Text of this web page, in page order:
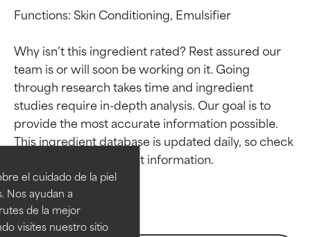
el cuidado de la piel
Nos ayudan a
de la mejor
visites nuestro sitio
Functions: Skin Conditioning, Emulsifier
Why isn’t this ingredient rated? Rest assured our
team is or will soon be working on it. Going
through research takes time and ingredient
studies require in-depth analysis. Our goal is to
provide the most accurate information possible.
This ingredient database is updated daily, so check
Calificaciones de
ingredientes
EXCELENTE
Ingrediente sobresaliente con
beneficios reales para la piel. Su
Calificaciones de
ingredientes
EXCELENTE
Ingrediente sobresaliente con
beneficios reales para la piel. Su